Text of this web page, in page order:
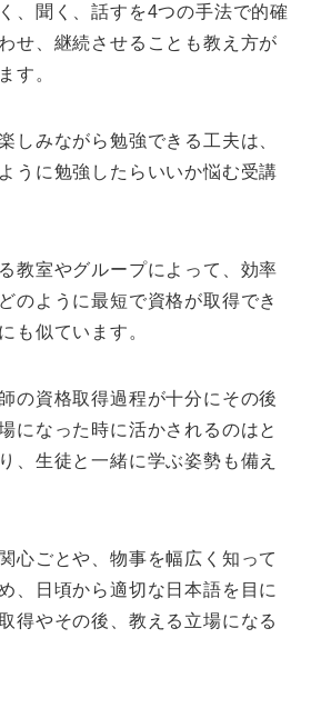
、聞く、話すを4つの手法で的確
せ、継続させることも教え方が
す。
しみながら勉強できる工夫は、
うに勉強したらいいか悩む受講
教室やグループによって、効率
のように最短で資格が取得でき
も似ています。
の資格取得過程が十分にその後
になった時に活かされるのはと
、生徒と一緒に学ぶ姿勢も備え
心ごとや、物事を幅広く知って
、日頃から適切な日本語を目に
得やその後、教える立場になる